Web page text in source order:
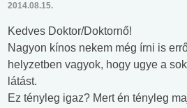
2014.08.15.
Kedves Doktor/Doktornő!
Nagyon kínos nekem még írni is
helyzetben vagyok, hogy ugye a
látást.
Ez tényleg igaz? Mert én tényleg